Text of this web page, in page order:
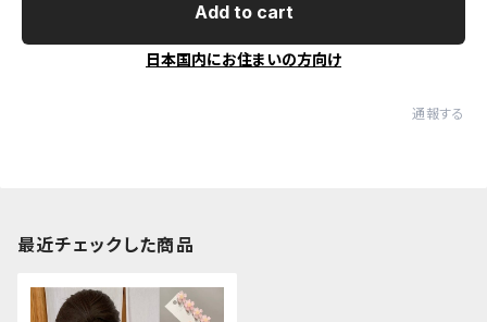
Add to cart
日本国内にお住まいの方向け
通報する
最近チェックした商品